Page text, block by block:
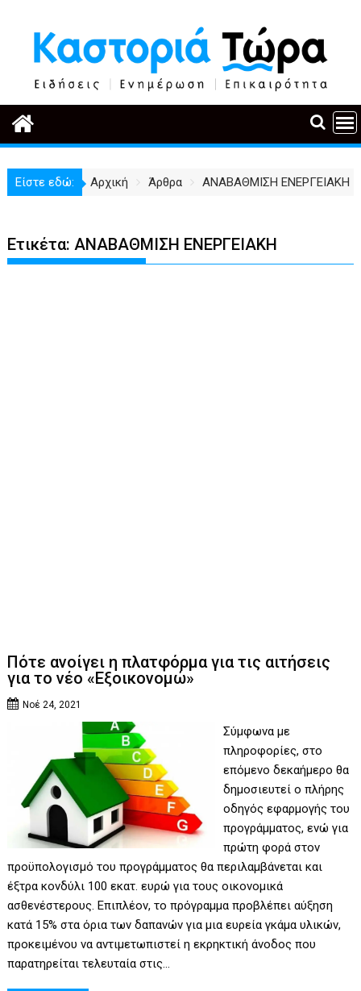
περιεχόμενο
Είστε εδώ: Αρχική Άρθρα ΑΝΑΒΑΘΜΙΣΗ ΕΝΕΡΓΕΙΑΚΗ
Ετικέτα:ΑΝΑΒΑΘΜΙΣΗ ΕΝΕΡΓΕΙΑΚΗ
Πότε ανοίγει η πλατφόρμα για τις αιτήσεις
για το νέο «Εξοικονομώ»
Νοέ 24, 2021
Σύμφωνα με
πληροφορίες, στο
επόμενο δεκαήμερο θα
δημοσιευτεί ο πλήρης
οδηγός εφαρμογής του
προγράμματος, ενώ για
πρώτη φορά στον
προϋπολογισμό του προγράμματος θα περιλαμβάνεται και
έξτρα κονδύλι 100 εκατ. ευρώ για τους οικονομικά
ασθενέστερους. Επιπλέον, το πρόγραμμα προβλέπει αύξηση
κατά 15% στα όρια των δαπανών για μια ευρεία γκάμα υλικών,
προκειμένου να αντιμετωπιστεί η εκρηκτική άνοδος που
παρατηρείται τελευταία στις…